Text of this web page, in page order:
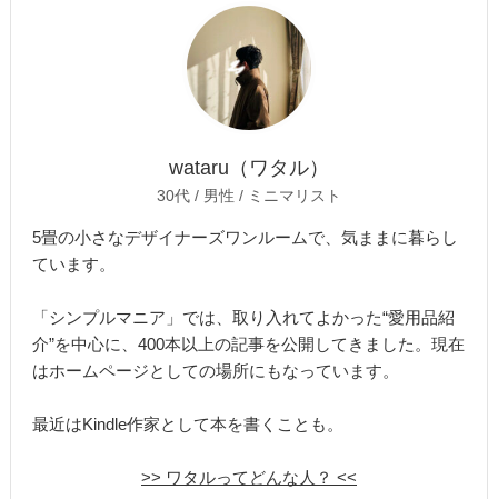
wataru（ワタル）
30代 / 男性 / ミニマリスト
5畳の小さなデザイナーズワンルームで、気ままに暮らし
ています。
「シンプルマニア」では、取り入れてよかった“愛用品紹
介”を中心に、400本以上の記事を公開してきました。現在
はホームページとしての場所にもなっています。
最近はKindle作家として本を書くことも。
>> ワタルってどんな人？ <<